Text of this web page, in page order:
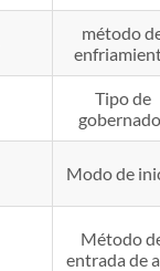
método
Tipo de
Modo de
Método
entrada de